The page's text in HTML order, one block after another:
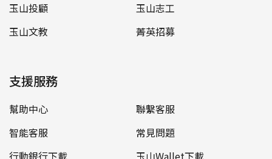
玉山投顧
玉山志工
玉山文教
菁英招募
支援服務
幫助中心
聯繫客服
智能客服
常見問題
行動銀行下載
玉山Wallet下載